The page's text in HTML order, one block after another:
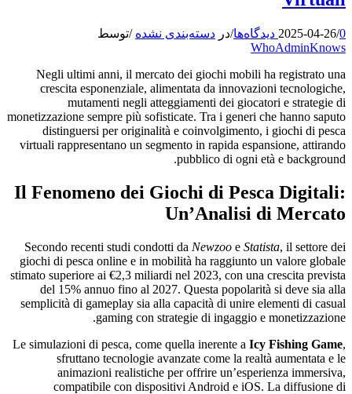
2025-04-26/0 دیدگاه‌ها /در دسته‌بندی نشده /توسط
WhoAdminKnows
Negli ultimi anni, il mercato dei giochi mobili ha registrato una
crescita esponenziale, alimentata da innovazioni tecnologiche,
mutamenti negli atteggiamenti dei giocatori e strategie di
monetizzazione sempre più sofisticate. Tra i generi che hanno saputo
distinguersi per originalità e coinvolgimento, i giochi di pesca
virtuali rappresentano un segmento in rapida espansione, attirando
pubblico di ogni età e background.
Il Fenomeno dei Giochi di Pesca Digitali:
Un’Analisi di Mercato
Secondo recenti studi condotti da Newzoo e Statista, il settore dei
giochi di pesca online e in mobilità ha raggiunto un valore globale
stimato superiore ai €2,3 miliardi nel 2023, con una crescita prevista
del 15% annuo fino al 2027. Questa popolarità si deve sia alla
semplicità di gameplay sia alla capacità di unire elementi di casual
gaming con strategie di ingaggio e monetizzazione.
Le simulazioni di pesca, come quella inerente a Icy Fishing Game,
sfruttano tecnologie avanzate come la realtà aumentata e le
animazioni realistiche per offrire un’esperienza immersiva,
compatibile con dispositivi Android e iOS. La diffusione di